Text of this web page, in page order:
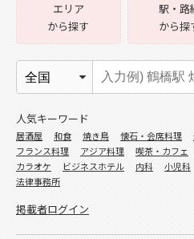
エリア
から探す
駅・路
から探
人気キーワード
居酒屋 和食 焼き鳥 懐石・会席料理
フランス料理
アジア料理 喫茶・カフェ
カラオケ
ビジネスホテル 内科 小児科
法律事務所
掲載者ログイン